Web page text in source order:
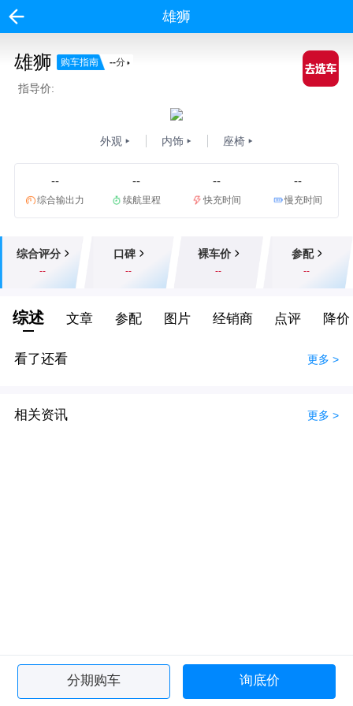
雄狮
雄狮 购车指南 --分
指导价:
外观 内饰 座椅
--
综合输出力
--
续航里程
--
快充时间
--
慢充时间
综合评分
--
口碑
--
裸车价
--
参配
--
综述 文章 参配 图片 经销商 点评 降价
看了还看 更多 >
相关资讯 更多 >
分期购车 询底价